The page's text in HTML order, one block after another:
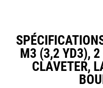
M3 (3,2 YD3),
CLAVETER,